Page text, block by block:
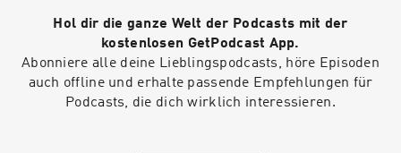
Best Case 4. Deine klare Absicht 5. Das
Gespräch 6. Gemeinsame Lösungsfindung Wir
wünschen dir viel Freude bei dieser Episode!
Übrigens: Wenn du die dir 7 - Schritte als PDF-
Anleitung sichern möchtest, dann trage dich
einfach unter https://www.paarevolution.com in
Hol dir die ganze Welt der Podcasts mit der
kostenlosen GetPodcast App.
Abonniere alle deine Lieblingspodcasts, höre Episoden
auch offline und erhalte passende Empfehlungen für
Podcasts, die dich wirklich interessieren.